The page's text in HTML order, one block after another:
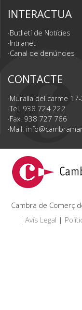
INTERACTUA
Butlletí de Notícies
Intranet
Canal de denúncies
CONTACTE
Muralla del carme
Tel. 938 724 222
Fax. 938 727 766
Mail.
Cambra de Comerç
| Avís Legal |